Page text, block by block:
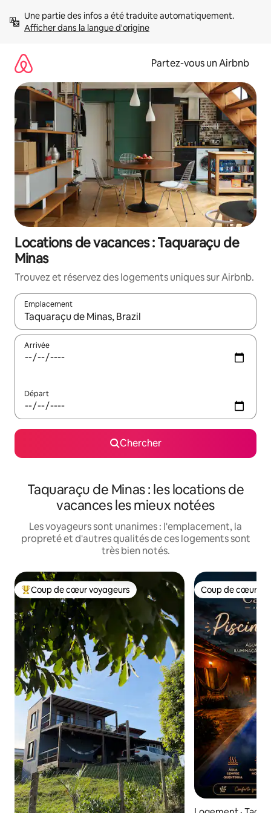
directement
Afficher dans la langue d'origine
Partez-vous un Airbnb
Locations de vacances : Taquaraçu de
Minas
Trouvez et réservez des logements uniques sur Airbnb.
Emplacement
Quand les résultats sont affichés, parcourez-les en utilisant
Arrivée
Départ
Chercher
Taquaraçu de Minas : les locations de
vacances les mieux notées
Les voyageurs sont unanimes : l'emplacement, la
propreté et d'autres qualités de ces logements sont
très bien notés.
Coup de cœur voyageurs parmi les plus aimés
Coup de cœur voyageurs Coup de cœur
Coup de cœur